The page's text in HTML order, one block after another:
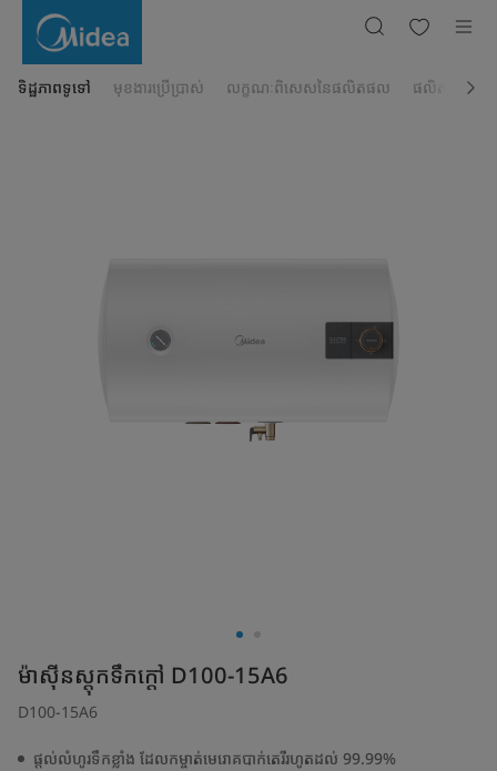
ទិដ្ឋភាពទូទៅ មុខងារប្រើប្រាស់ លក្ខណៈពិសេសនៃផលិតផល ផលិតផលដែល
ម៉ាស៊ីនស្តុកទឹកក្តៅ D100-15A6
D100-15A6
ផ្តល់លំហូរទឹកខ្លាំង ដែលកម្ចាត់មេរោគបាក់តេរីរហូតដល់ 99.99%